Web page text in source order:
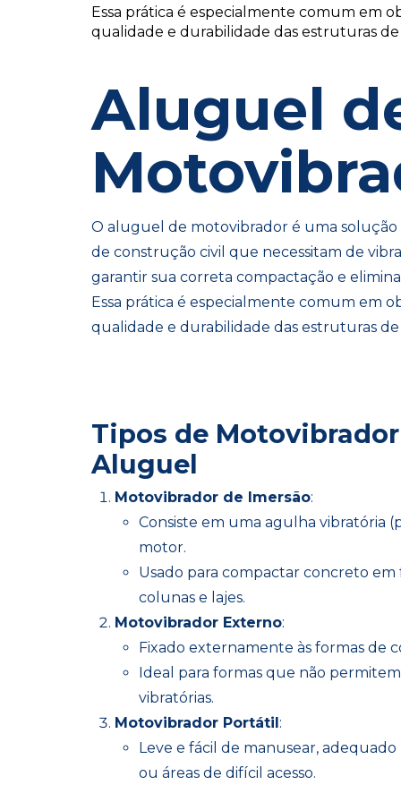
Essa prática é especialmente comum em
qualidade e durabilidade das estruturas
Aluguel
O aluguel de motovibrador é uma
de construção civil que necessitam de
garantir sua correta compactação e
Essa prática é especialmente comum em
qualidade e durabilidade das estruturas
Tipos de
Aluguel
Motovibrador de Imersão:
Consiste em uma agulha vibratória
motor.
Usado para compactar concreto em
colunas e lajes.
Motovibrador Externo:
Fixado externamente às formas de
Ideal para formas que não
vibratórias.
Motovibrador Portátil:
Leve e fácil de manusear,
ou áreas de difícil acesso.